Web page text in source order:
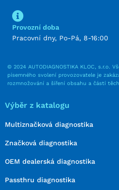
Provozní doba
Pracovní dny, Po-Pá, 8-16:00
© 2024 AUTODIAGNOSTIKA KLOC, s.r.o.
písemného svolení provozovatele je
rozmnožování a šíření obsahu a částí
Výběr z katalogu
Multiznačková diagnostika
Značková diagnostika
OEM dealerská diagnostika
Passthru diagnostika